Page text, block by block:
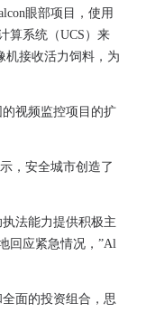
眼部项目，使用
算系统（UCS）来
机接收活力饲料，为
视频监控项目的扩
，安全城市创造了
法能力提供积极主
回应紧急情况，”Al
面的投资组合，思